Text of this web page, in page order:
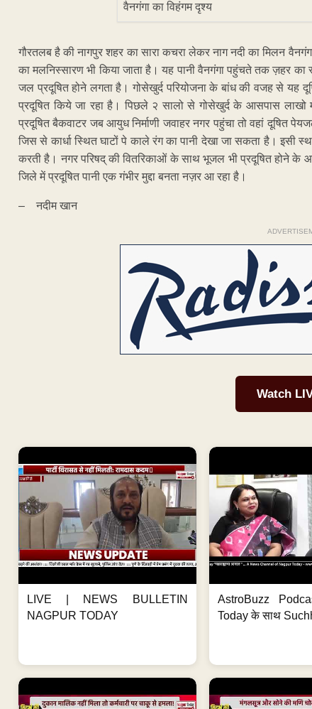
वैनगंगा का विहंगम दृश्य
गौरतलब है की नागपुर शहर का सारा कचरा लेकर नाग नदी का मिलन
का मलनिस्सारण भी किया जाता है। यह पानी वैनगंगा पहुंचते तक ज़हर
जल प्रदूषित होने लगता है। गोसेखुर्द परियोजना के बांध की वजह से यह
प्रदूषित किये जा रहा है। पिछले २ सालो से गोसेखुर्द के आसपास
प्रदूषित बैकवाटर जब आयुध निर्माणी जवाहर नगर पहुंचा तो वहां दूषित
जिस से कार्धा स्थित घाटों पे काले रंग का पानी देखा जा सकता है। इसी
करती है। नगर परिषद् की वितरिकाओं के साथ भूजल भी प्रदूषित होने
जिले में प्रदूषित पानी एक गंभीर मुद्दा बनता नज़र आ रहा है।
– नदीम खान
Watch
LIVE | NEWS BULLETIN
NAGPUR TODAY
AstroBuzz
Today के साथ